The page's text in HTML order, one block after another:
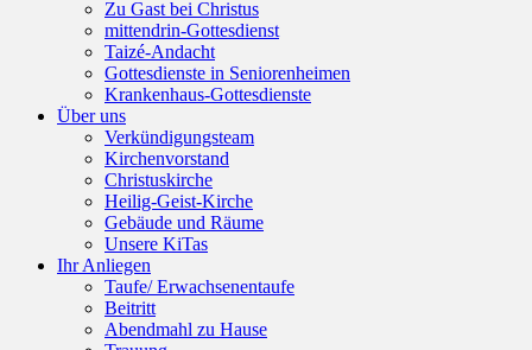
Zu Gast bei Christus
mittendrin-Gottesdienst
Taizé-Andacht
Gottesdienste in Seniorenheimen
Krankenhaus-Gottesdienste
Über uns
Verkündigungsteam
Kirchenvorstand
Christuskirche
Heilig-Geist-Kirche
Gebäude und Räume
Unsere KiTas
Ihr Anliegen
Taufe/ Erwachsenentaufe
Beitritt
Abendmahl zu Hause